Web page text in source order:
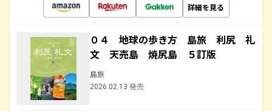
詳細を見る
０４ 地球の歩き方 島旅 利尻 礼
文 天売島 焼尻島 ５訂版
島旅
2026.02.13 発売